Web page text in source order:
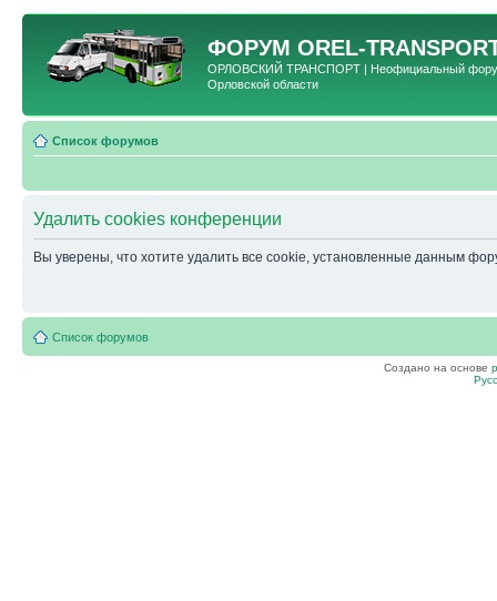
ФОРУМ OREL-
ОРЛОВСКИЙ ТРАНСПОРТ | Неофициальный форум
Орловской области
Список форумов
Удалить cookies конференции
Вы уверены, что хотите удалить все cookie, установленные данным
Список форумов
Создано на основе